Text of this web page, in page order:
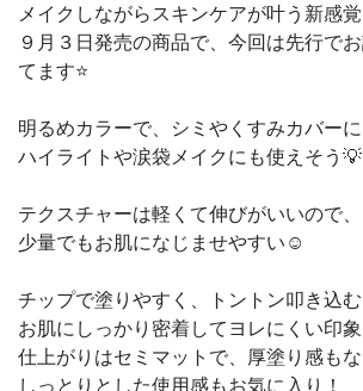
メイクしながらスキンケアが叶う新感
９月３日発売の商品で、今回は先行で
てます⭐
明るめカラーで、シミやくすみカバーに
ハイライトや涙袋メイクにも使えそう💡
テクスチャーは軽くて伸びがいいので、
少量でもお肌になじませやすい☺️
チップで塗りやすく、トントン叩き込む
お肌にしっかり密着してヨレにくい印
仕上がりはセミマットで、厚塗り感もな
しっとりとした使用感もお気に入り！